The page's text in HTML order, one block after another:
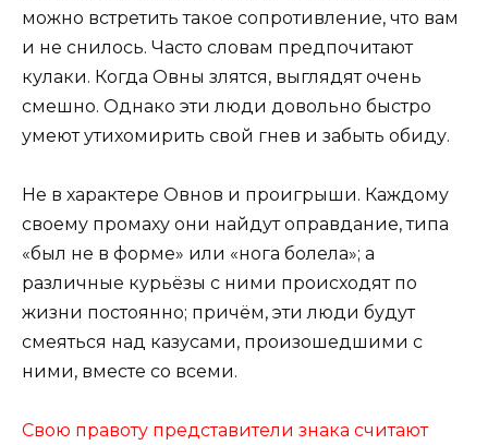
можно встретить такое сопротивление, что вам
и не снилось. Часто словам предпочитают
кулаки. Когда Овны злятся, выглядят очень
смешно. Однако эти люди довольно быстро
умеют утихомирить свой гнев и забыть обиду.
Не в характере Овнов и проигрыши. Каждому
своему промаху они найдут оправдание, типа
«был не в форме» или «нога болела»; а
различные курьёзы с ними происходят по
жизни постоянно; причём, эти люди будут
смеяться над казусами, произошедшими с
ними, вместе со всеми.
Свою правоту представители знака считают